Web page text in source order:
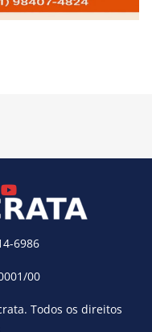
6986
00
. Todos os direitos